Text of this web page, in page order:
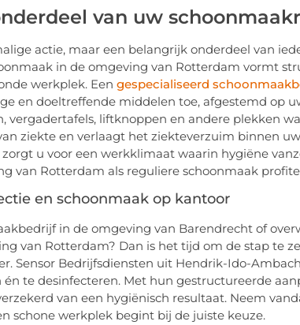
van uw
actie, maar een belangrijk onderdeel van
in de omgeving van Rotterdam vormt
werkplek. Een gespecialiseerd
en doeltreffende middelen toe, afgestemd op
vergadertafels, liftknoppen en andere plekken
ziekte en verlaagt het ziekteverzuim binnen
u voor een werkklimaat waarin hygiëne
van Rotterdam als reguliere schoonmaak
en schoonmaak op kantoor
in de omgeving van Barendrecht of
van Rotterdam? Dan is het tijd om de stap te
Sensor Bedrijfsdiensten uit Hendrik-Ido-
te desinfecteren. Met hun gestructureerde
van een hygiënisch resultaat. Neem
schone werkplek begint bij de juiste keuze.